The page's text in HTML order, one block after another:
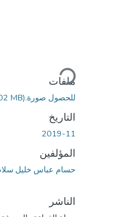
جاري التحميل...
ملفات
للحصول صورة.pngMB)
التاريخ
2019-11
المؤلفين
حسام عباس خليل
الناشر